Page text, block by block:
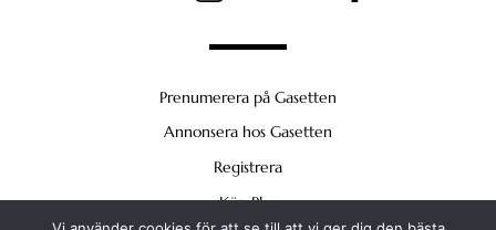
Prenumerera på Gasetten
Annonsera hos Gasetten
Registrera
Köp Plus